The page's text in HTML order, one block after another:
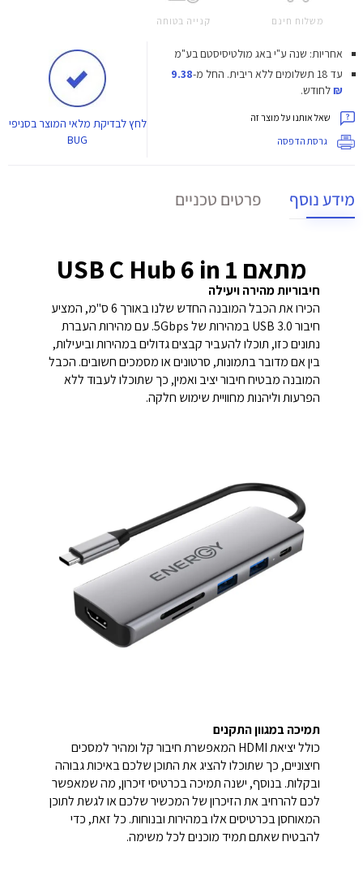
משלוח חינם קנייה בטוחה
אחריות: שנה ע"י באג מולטיסיסטם בע"מ
עד 18 תשלומים ללא ריבית.
החל מ-9.38
₪לחודש.
שאל אותנו על מוצר זה
גרסת הדפסה
לחץלבדיקת מלאי המוצר בסניפי
BUG
מידע נוסף פרטים טכניים
מתאם USB C Hub 6 in 1
חיבוריות מהירה ויעילה
הכירו את הכבל המובנה החדש שלנו באורך 6 ס"מ, המציע
חיבור USB 3.0 במהירות של 5Gbps. עם מהירות העברת
נתונים כזו, תוכלו להעביר קבצים גדולים במהירות וביעילות,
בין אם מדובר בתמונות, סרטונים או מסמכים חשובים. הכבל
המובנה מבטיח חיבור יציב ואמין, כך שתוכלו לעבוד ללא
הפרעות וליהנות מחוויית שימוש חלקה.
תמיכה במגוון התקנים
כולל יציאת HDMI המאפשרת חיבור קל ומהיר למסכים
חיצוניים, כך שתוכלו להציג את התוכן שלכם באיכות גבוהה
ובקלות. בנוסף, ישנה תמיכה בכרטיסי זיכרון, מה שמאפשר
לכם להרחיב את הזיכרון של המכשיר שלכם או לגשת לתוכן
המאוחסן בכרטיסים אלו במהירות ובנוחות. כל זאת, כדי
להבטיח שאתם תמיד מוכנים לכל משימה.